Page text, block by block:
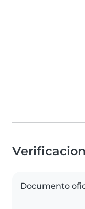
Documento